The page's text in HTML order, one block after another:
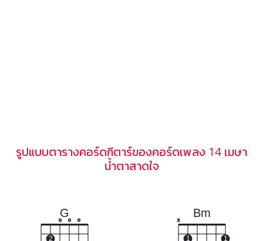
รูปแบบตารางคอร์ดกีตาร์ของคอร์ดเพลง 14 เมษา
น้ำตาสาดใจ
G
2
o o o
Bm
x
1 1